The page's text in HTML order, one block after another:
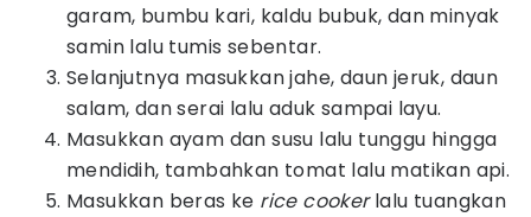
garam, bumbu kari, kaldu bubuk, dan minyak
samin lalu tumis sebentar.
Selanjutnya masukkan jahe, daun jeruk, daun
salam, dan serai lalu aduk sampai layu.
Masukkan ayam dan susu lalu tunggu hingga
mendidih, tambahkan tomat lalu matikan api.
Masukkan beras ke rice cookerlalu tuangkan